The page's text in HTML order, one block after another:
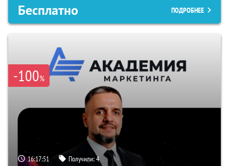
Бесплатно ПОДРОБНЕЕ
-100%
16:17:50 Получили:4